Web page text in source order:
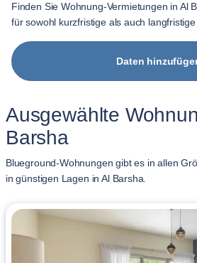
Finden Sie Wohnung-Vermietungen in Al
für sowohl kurzfristige als auch langfristige
Daten
Ausgewählte
Barsha
Blueground-Wohnungen gibt es in allen
in günstigen Lagen in Al Barsha.